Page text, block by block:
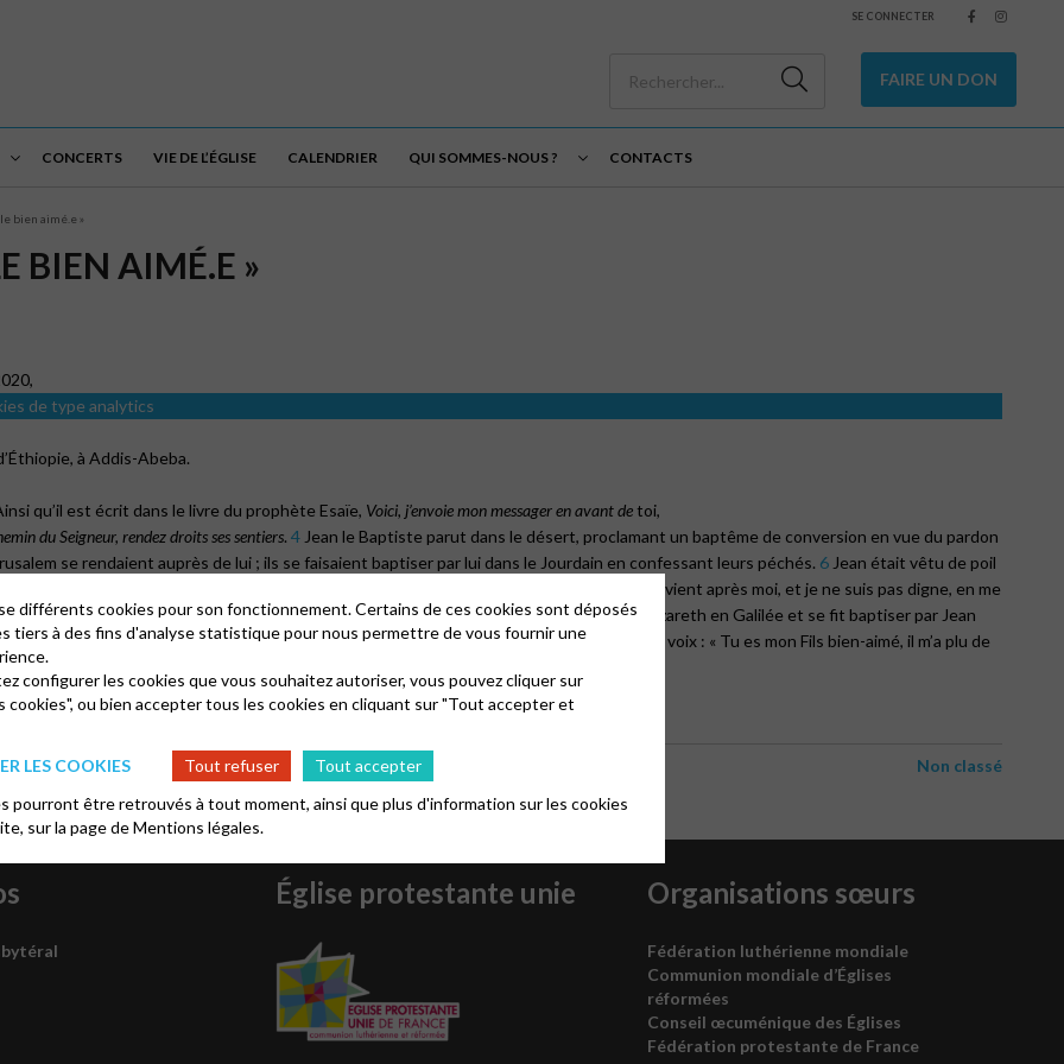
SE CONNECTER
FAIRE UN DON
CONCERTS VIE DE L’ÉGLISE CALENDRIER QUI SOMMES-NOUS ? CONTACTS
bien aimé.e »
BIEN AIMÉ.E »
de type analytics
à Addis-Abeba.
qu’il est écrit dans le livre du prophète Esaïe, Voici, j’envoie mon messager en avant detoi,
du Seigneur, rendez droits ses sentiers. 4 Jean le Baptiste parut dans le désert, proclamant un baptême de conversion en vue du pardon
se rendaient auprès de lui ; ils se faisaient baptiser par lui dans le Jourdain en confessant leurs péchés. 6 Jean était vêtu de poil
de sauterelles et de miel sauvage.
Il proclamait : « Celui qui est plus fort que moi vient après moi, et je ne suis pas digne, en me
d’eau, mais lui vous baptisera d’Esprit Saint. »9Or, en ces jours-là, Jésus vint de Nazareth en Galilée et se fit baptiser par Jean
se déchirer et l’Esprit, comme une colombe, descendre sur lui.11Et des cieux vint une voix : « Tu es mon Fils bien-aimé, il m’a plu de
Non classé
Église protestante unie Organisations sœurs
Fédération luthérienne mondiale
Communion mondiale d’Églises
réformées
Conseil œcuménique des Églises
Fédération protestante de France
différents cookies pour son fonctionnement. Certains de ces cookies sont déposés
tiers à des fins d'analyse statistique pour nous permettre de vous fournir une
configurer les cookies que vous souhaitez autoriser, vous pouvez cliquer sur
cookies", ou bien accepter tous les cookies en cliquant sur "Tout accepter et
LES COOKIES
Tout refuser
Tout accepter
pourront être retrouvés à tout moment, ainsi que plus d'information sur les cookies
sur la page deMentions légales.